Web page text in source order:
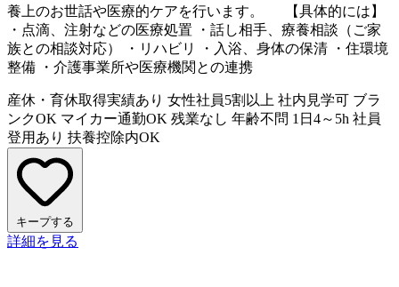
養上のお世話や医療的ケアを行います。 【具体的には】
・点滴、注射などの医療処置 ・話し相手、療養相談（ご家
族との相談対応） ・リハビリ ・入浴、身体の保清 ・住環境
整備 ・介護事業所や医療機関との連携
産休・育休取得実績あり 女性社員5割以上 社内見学可 ブラ
ンクOK マイカー通勤OK 残業なし 年齢不問 1日4～5h 社員
登用あり 扶養控除内OK
キープする
詳細を見る